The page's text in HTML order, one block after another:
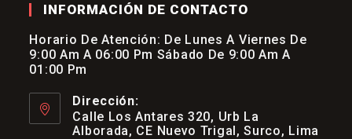
INFORMACIÓN DE CONTACTO
Horario De Atención: De Lunes A Viernes De
9:00 Am A 06:00 Pm Sábado De 9:00 Am A
01:00 Pm
Dirección:
Calle Los Antares 320, Urb La
Alborada, CE Nuevo Trigal, Surco, Lima